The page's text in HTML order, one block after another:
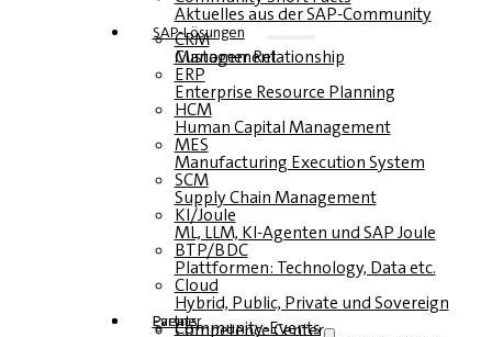
Aktuelles aus der SAP-Community
SAP-Lösungen
CRM
Customer Relationship Management
ERP
Enterprise Resource Planning
HCM
Human Capital Management
MES
Manufacturing Execution System
SCM
Supply Chain Management
KI/Joule
ML, LLM, KI-Agenten und SAP Joule
BTP/BDC
Plattformen: Technology, Data etc.
Cloud
Hybrid, Public, Private und Sovereign
Partner
EventsCommunity-Events
Competence Center